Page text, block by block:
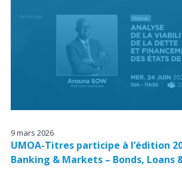
9 mars 2026
UMOA-Titres participe à l’édition
Banking & Markets – Bonds, Loans